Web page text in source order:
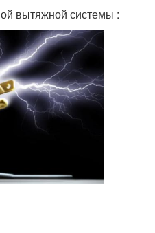
вытяжной системы :